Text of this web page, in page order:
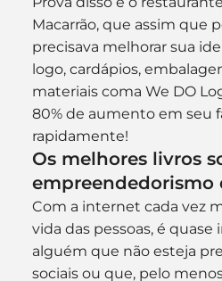
Macarrão, que assim que
precisava melhorar sua
logo, cardápios,
materiais coma We DO
80% de aumento em seu
rapidamente!
Os melhores livros
empreendedorismo
Com a internet cada vez
vida das pessoas, é
alguém que não esteja
sociais ou que, pelo